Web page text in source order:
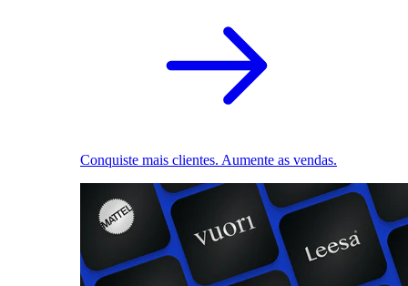
Conquiste mais clientes. Aumente as vendas.